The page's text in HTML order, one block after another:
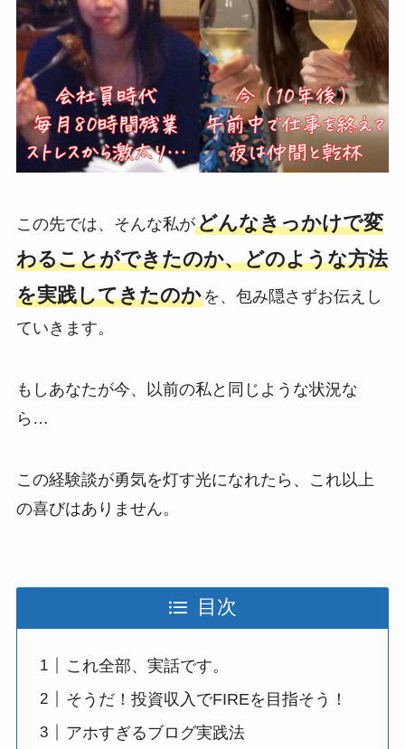
この先では、そんな私がどんなきっかけで変
わることができたのか、どのような方法
を実践してきたのかを、包み隠さずお伝えし
ていきます。
もしあなたが今、以前の私と同じような状況な
ら…
この経験談が勇気を灯す光になれたら、これ以上
の喜びはありません。
目次
これ全部、実話です。
そうだ！投資収入でFIREを目指そう！
アホすぎるブログ実践法